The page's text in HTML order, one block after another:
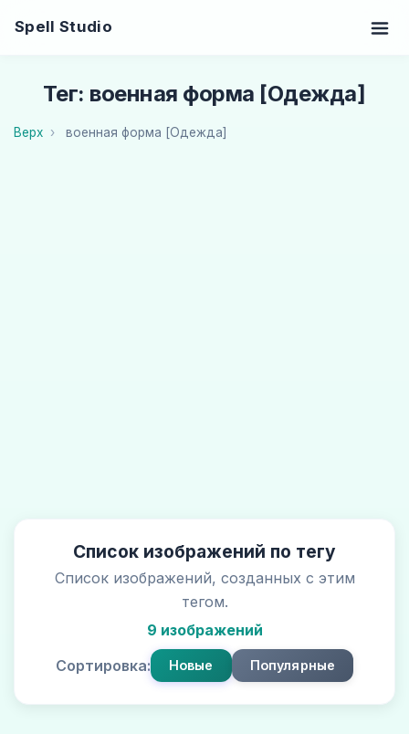
Spell Studio
Тег: военная форма [Одежда]
Верх военная форма [Одежда]
Список изображений по тегу
Список изображений, созданных с этим
тегом.
9 изображений
Сортировка:
Новые Популярные